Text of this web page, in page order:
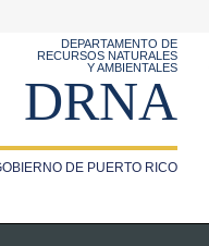
DEPARTAMENTO DE
RECURSOS NATURALES
Y AMBIENTALES
DRNA
DE PUERTO RICO